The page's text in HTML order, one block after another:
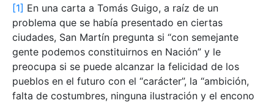
[1] En una carta a Tomás Guigo, a raíz de un
problema que se había presentado en ciertas
ciudades, San Martín pregunta si “con semejante
gente podemos constituirnos en Nación” y le
preocupa si se puede alcanzar la felicidad de los
pueblos en el futuro con el “carácter”, la “ambición,
falta de costumbres, ninguna ilustración y el encono